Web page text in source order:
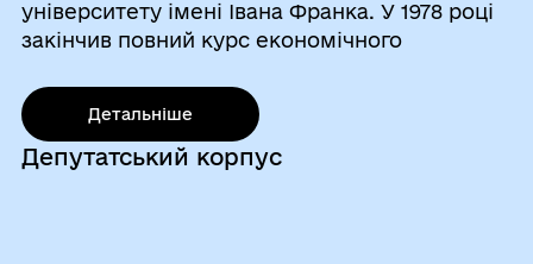
університету імені Івана Франка. У 1978 році
закінчив повний курс економічного
економіст-математик. Працював головним
економі ...Детальнiше
Депутатський корпус